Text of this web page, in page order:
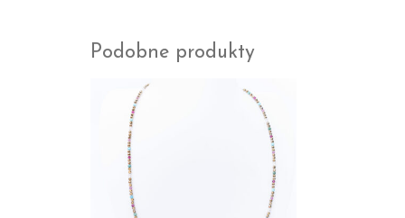
Podobne produkty